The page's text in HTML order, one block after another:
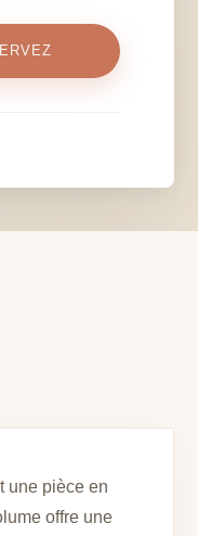
une pièce en
offre une